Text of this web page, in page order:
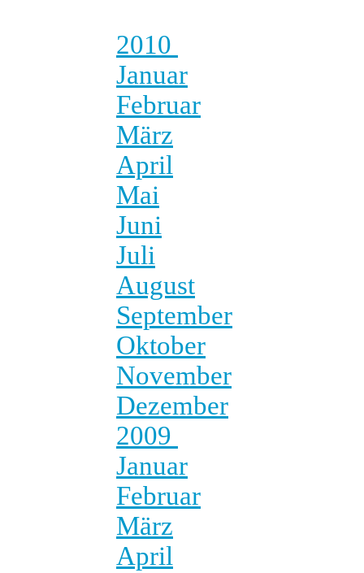
2010
Januar
Februar
März
April
Mai
Juni
Juli
August
September
Oktober
November
Dezember
2009
Januar
Februar
März
April